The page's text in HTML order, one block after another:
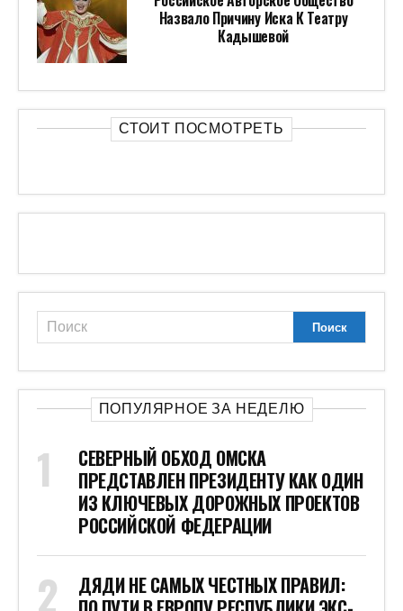
Назвало Причину Иска К Театру
Кадышевой
СТОИТ ПОСМОТРЕТЬ
ПОПУЛЯРНОЕ ЗА НЕДЕЛЮ
СЕВЕРНЫЙ ОБХОД ОМСКА
ПРЕДСТАВЛЕН ПРЕЗИДЕНТУ КАК ОДИН
ИЗ КЛЮЧЕВЫХ ДОРОЖНЫХ ПРОЕКТОВ
РОССИЙСКОЙ ФЕДЕРАЦИИ
ДЯДИ НЕ САМЫХ ЧЕСТНЫХ ПРАВИЛ: